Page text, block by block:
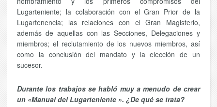
Lugarteniente; la colaboración con el Gran Prior de la
Lugartenencia; las relaciones con el Gran Magisterio,
además de aquellas con las Secciones, Delegaciones y
miembros; el reclutamiento de los nuevos miembros, así
como la conclusión del mandato y la elección de un
sucesor.
Durante los trabajos se habló muy a menudo de crear
un «Manual del Lugarteniente ». ¿De qué se trata?